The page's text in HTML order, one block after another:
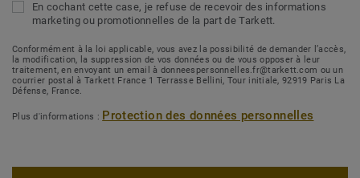
En cochant cette case, je refuse de recevoir des informations
marketing ou promotionnelles de la part de Tarkett.
Conformément à la loi applicable, vous avez la possibilité de demander l’accès,
la modification, la suppression de vos données ou de vous opposer à leur
traitement, en envoyant un email à donneespersonnelles.fr@tarkett.com ou un
courrier postal à Tarkett France 1 Terrasse Bellini, Tour initiale, 92919 Paris La
Défense, France.
Plus d'informations : Protection des données personnelles